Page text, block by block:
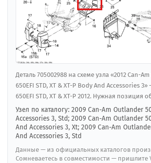
Деталь 705002988 на схеме узла «2012 Can-
650EFI STD, XT & XT-P Body And Accessories
650EFI STD, XT & XT-P 2012. Нужная позиция
Узел по каталогу: 2009 Can-Am Outlander
Accessories 3, Std; 2009 Can-Am Outlander
And Accessories 3, Xt; 2009 Can-Am
And Accessories 3, Std
Данные — из официальных каталогов
Сомневаетесь в совместимости — пришлите